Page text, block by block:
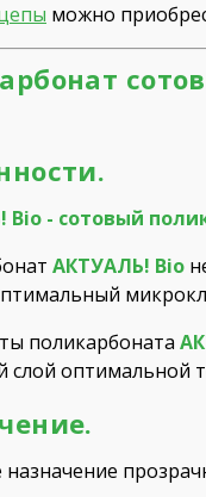
можно
Bio - сотовый
АКТУАЛЬ! Bio
поликарбоната
оптимальной